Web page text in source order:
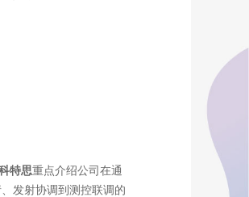
特思重点介绍公司在通
发射协调到测控联调的